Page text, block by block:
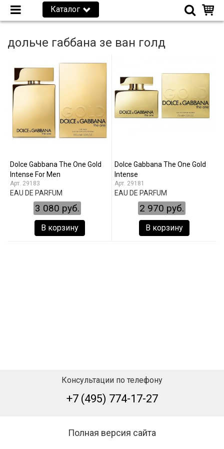
Каталог
дольче габбана зе ван голд
Dolce Gabbana The One Gold
Intense For Men
29183
EAU DE PARFUM
3 080 руб.
В корзину
Dolce Gabbana The One Gold
Intense
29181
EAU DE PARFUM
2 970 руб.
В корзину
Консультации по телефону
+7 (495) 774-17-27
Полная версия сайта